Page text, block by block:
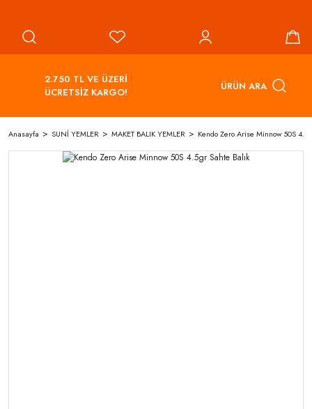
2.750 TL VE ÜZERİ
ÜCRETSİZ KARGO!
ÜRÜN ARA
Anasayfa SUNİ YEMLER MAKET BALIK YEMLER Kendo Zero Arise Minnow 50S